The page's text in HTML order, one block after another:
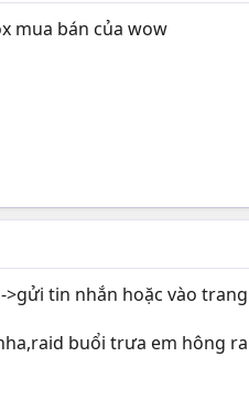
mua bán của wow
tin nhắn hoặc vào
buổi trưa em hông